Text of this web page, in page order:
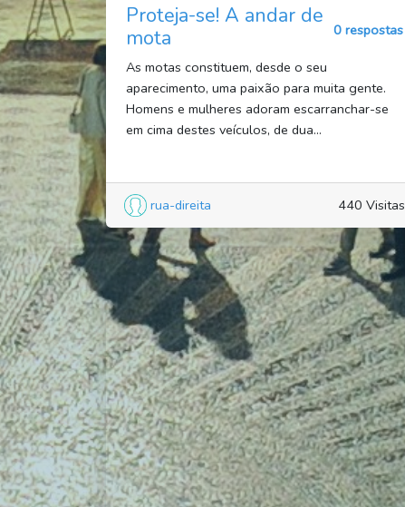
Proteja-se! A andar de
mota
0 respostas
As motas constituem, desde o seu
aparecimento, uma paixão para muita gente.
Homens e mulheres adoram escarranchar-se
em cima destes veículos, de dua...
rua-direita 440 Visitas